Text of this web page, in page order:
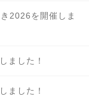
2026を開催しま
ました！
ました！